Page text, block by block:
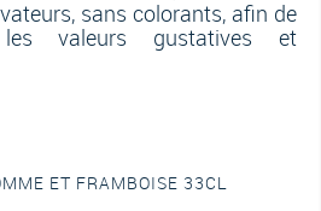
sans colorants, afin de
valeurs gustatives et
ET FRAMBOISE 33CL